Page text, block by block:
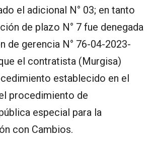
el adicional N° 03; en tanto
de plazo N° 7 fue denegada
de gerencia N° 76-04-2023-
el contratista (Murgisa)
establecido en el
procedimiento de
especial para la
con Cambios.